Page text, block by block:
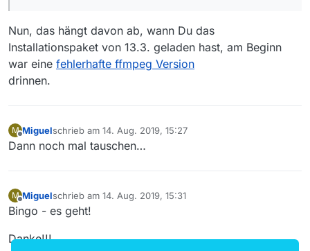
Nun, das hängt davon ab, wann Du das
Installationspaket von 13.3. geladen hast, am Beginn
war eine fehlerhafte ffmpeg Version
drinnen.
M Miguelschrieb am 14. Aug. 2019, 15:27
zuletzt editiert von
Dann noch mal tauschen…
M Miguelschrieb am 14. Aug. 2019, 15:31
zuletzt editiert von
Bingo - es geht!
Danke!!!